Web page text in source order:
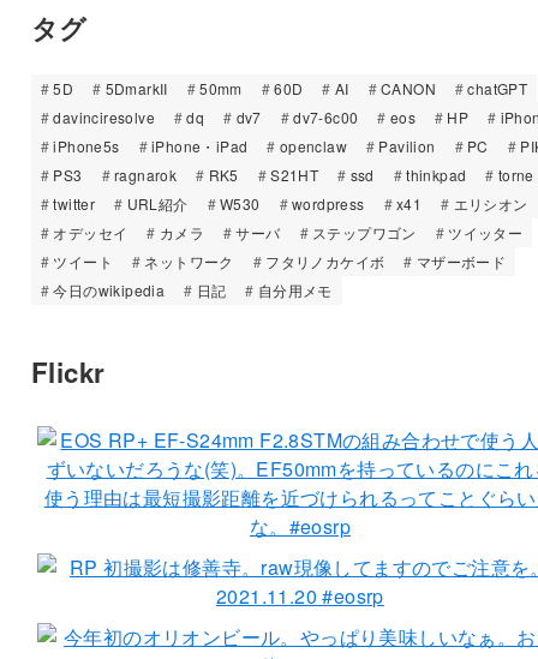
タグ
5D 5DmarkII 50mm 60D AI CANON
chatGPT
davinciresolve
dq dv7 dv7-6c00 eos HP
iPhone5s
iPhone・iPad openclaw Pavilion PC
PS3
ragnarok RK5 S21HT ssd thinkpad
torne
twitter
URL紹介 W530 wordpress x41
エリシオン
オデッセイ
カメラ サーバ ステップワゴン
ツイッター
ツイート
ネットワーク フタリノカケイボ
マザーボード
今日のwikipedia
日記 自分用メモ
Flickr